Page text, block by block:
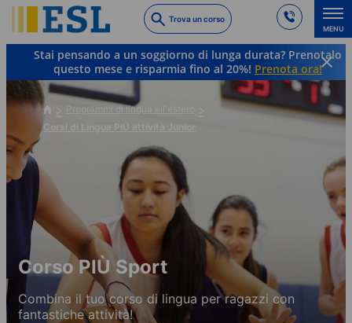
to
main
content
Trova un corso
MENU
Stai pensando a un soggiorno di lunga durata? Prenotalo
questo mese e risparmia fino al 20%! Prenota ora!
Programmi di lingua all'estero
Corsi di Lingua PIÙ attività Junior
Corso PIÙ Sport
Combina il tuo corso di lingua per ragazzi con
fantastiche attività!